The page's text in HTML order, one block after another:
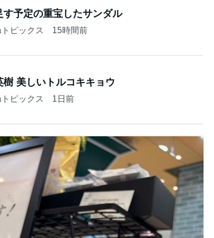
す予定の重宝したサンダル
ピックス 15時間前
樹 美しいトルコキキョウ
ピックス 1日前